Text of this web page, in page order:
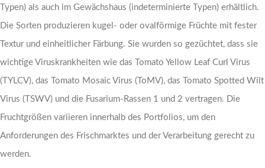
Typen) als auch im Gewächshaus (indeterminierte Typen) erhältlich.
Die Sorten produzieren kugel- oder ovalförmige Früchte mit fester
Textur und einheitlicher Färbung. Sie wurden so gezüchtet, dass sie
wichtige Viruskrankheiten wie das Tomato Yellow Leaf Curl Virus
(TYLCV), das Tomato Mosaic Virus (ToMV), das Tomato Spotted Wilt
Virus (TSWV) und die Fusarium-Rassen 1 und 2 vertragen. Die
Fruchtgrößen variieren innerhalb des Portfolios, um den
Anforderungen des Frischmarktes und der Verarbeitung gerecht zu
werden.